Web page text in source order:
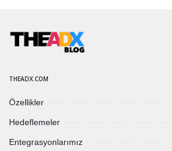
THEADX.COM
Özellikler
Hedeflemeler
Entegrasyonlarımız